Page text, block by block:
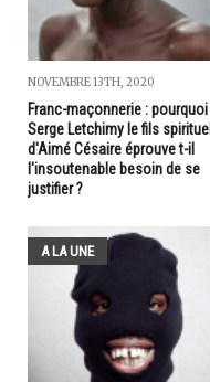
NOVEMBRE 13TH, 2020
Franc-maçonnerie : pourquoi
Serge Letchimy le fils spirituel
d'Aimé Césaire éprouve t-il
l'insoutenable besoin de se
justifier ?
A LA UNE